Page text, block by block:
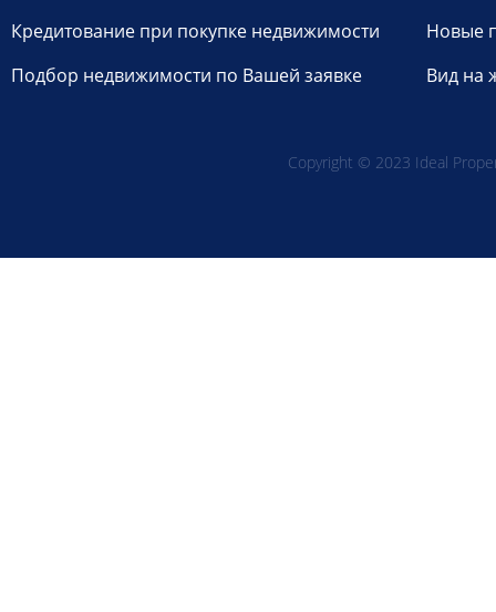
Кредитование при покупке недвижимости
Подбор недвижимости по Вашей заявке
Новые
Вид на
Copyright © 2023 Ideal